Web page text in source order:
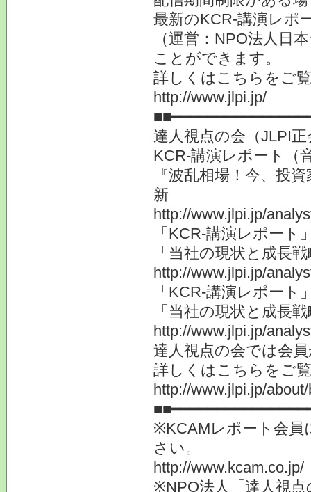
最新のKCR-講演レポ
（運営：NPO法人日
ことができます。
詳しくはこちらをご
http://www.jlpi.jp/
達人視点の会（JLPI
KCR-講演レポート（
『波乱相場！今、投
新
http://www.jlpi.jp/
「KCR-講演レポー
「当社の現状と成長
http://www.jlpi.jp/
「KCR-講演レポー
「当社の現状と成長
http://www.jlpi.jp/
達人視点の会では会
詳しくはこちらをご
http://www.jlpi.jp/
※KCAMレポート会員
さい。
http://www.kcam.co.jp/
※NPO法人「達人視